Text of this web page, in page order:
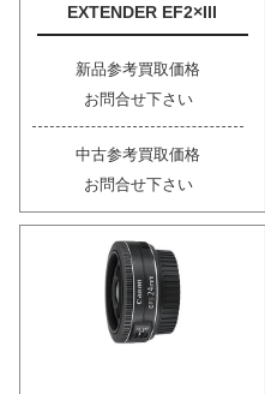
EXTENDER EF2×III
新品参考買取価格
お問合せ下さい
中古参考買取価格
お問合せ下さい